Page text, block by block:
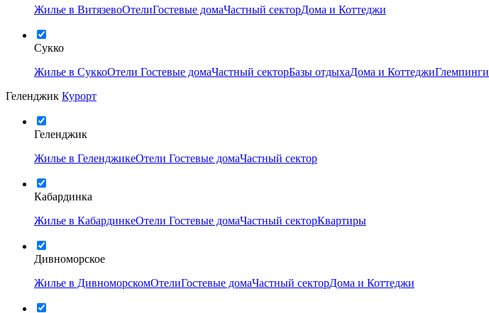
Жилье в ВитязевоОтелиГостевые домаЧастный секторДома и Коттеджи
Сукко
Жилье в СуккоОтели Гостевые домаЧастный секторБазы отдыхаДома и КоттеджиГлемпинги
Геленджик Курорт
Геленджик
Жилье в ГеленджикеОтели Гостевые домаЧастный сектор
Кабардинка
Жилье в КабардинкеОтели Гостевые домаЧастный секторКвартиры
Дивноморское
Жилье в ДивноморскомОтелиГостевые домаЧастный секторДома и Коттеджи